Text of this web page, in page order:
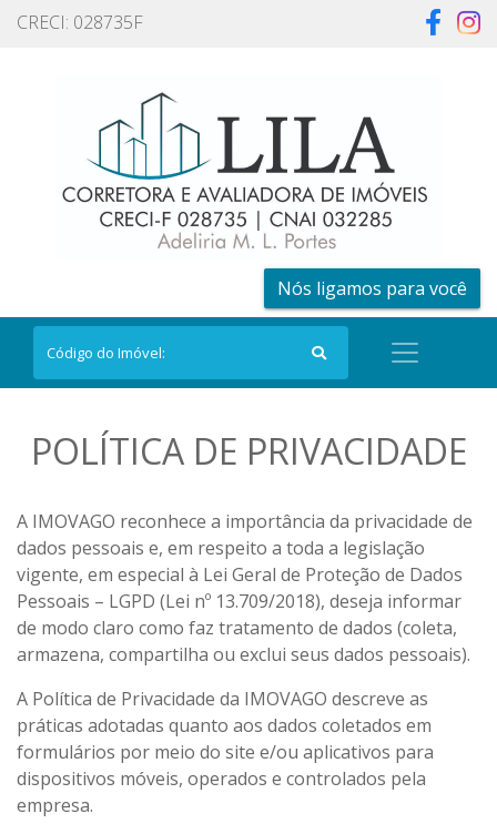
CRECI: 028735F
Nós ligamos para você
POLÍTICA DE PRIVACIDADE
A IMOVAGO reconhece a importância da privacidade de
dados pessoais e, em respeito a toda a legislação
vigente, em especial à Lei Geral de Proteção de Dados
Pessoais – LGPD (Lei nº 13.709/2018), deseja informar
de modo claro como faz tratamento de dados (coleta,
armazena, compartilha ou exclui seus dados pessoais).
A Política de Privacidade da IMOVAGO descreve as
práticas adotadas quanto aos dados coletados em
formulários por meio do site e/ou aplicativos para
dispositivos móveis, operados e controlados pela
empresa.